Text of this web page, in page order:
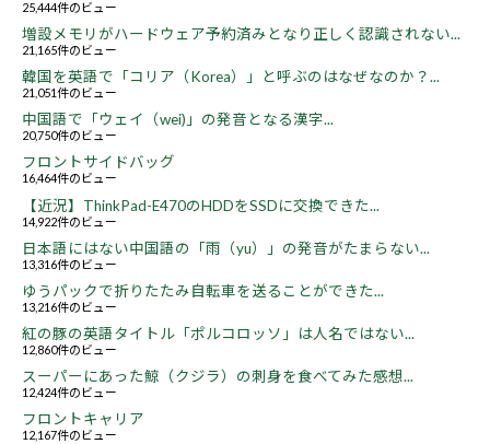
25,444件のビュー
増設メモリがハードウェア予約済みとなり正しく認識されない...
21,165件のビュー
韓国を英語で「コリア（Korea）」と呼ぶのはなぜなのか？...
21,051件のビュー
中国語で「ウェイ（wei)」の発音となる漢字...
20,750件のビュー
フロントサイドバッグ
16,464件のビュー
【近況】ThinkPad-E470のHDDをSSDに交換できた...
14,922件のビュー
日本語にはない中国語の「雨（yu）」の発音がたまらない...
13,316件のビュー
ゆうパックで折りたたみ自転車を送ることができた...
13,216件のビュー
紅の豚の英語タイトル「ポルコロッソ」は人名ではない...
12,860件のビュー
スーパーにあった鯨（クジラ）の刺身を食べてみた感想...
12,424件のビュー
フロントキャリア
12,167件のビュー